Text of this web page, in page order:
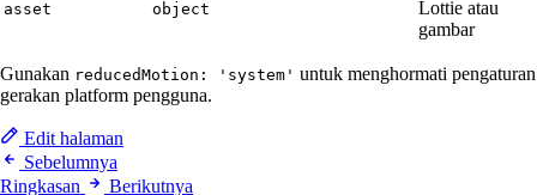
asset object
Lottie atau
gambar
Gunakan reducedMotion: 'system' untuk menghormati pengaturan
gerakan platform pengguna.
Edit halaman
Sebelumnya
Ringkasan
Berikutnya